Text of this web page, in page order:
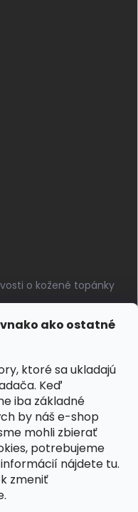
ako ostatné
ktoré sa ukladajú
Keď
iba základné
by náš e-shop
mohli zbierať
potrebujeme
nájdete tu.
zmeniť
o kožené topánky
pravej kože, dotyk